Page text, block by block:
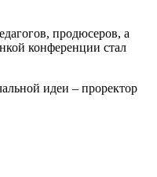
продюсеров, а
конференции стал
идеи – проректор